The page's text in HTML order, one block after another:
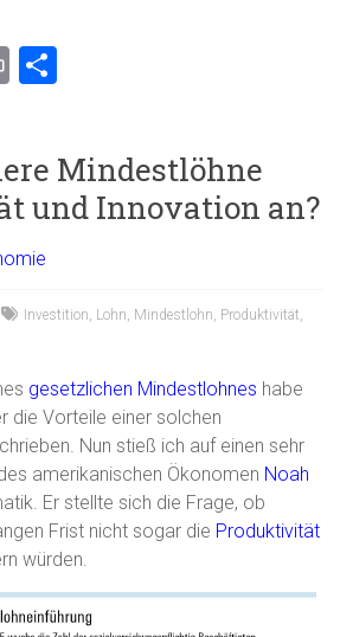
Pr
n
Mindestlöhne
und Innovation an?
Investition, Lohn, Mindestlohn, Produktivität,
gesetzlichen Mindestlohnes habe
die Vorteile einer solchen
Nun stieß ich auf einen sehr
amerikanischen Ökonomen Noah
Er stellte sich die Frage, ob
Frist nicht sogar die Produktivität
würden.